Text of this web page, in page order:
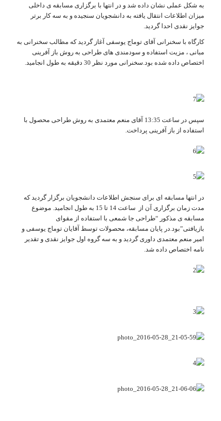
به شکل عملی نشان داده شد و در انتها با برگزاری مسابقه ی داخلی
میزان اطلاعات انتقال یافته به دانشجویان سنجیده و به سه کار برتر
جوایز نقدی احدا گردید.
کارگاه با سخنرانی آقای توماج یوسفی آغاز گردید که مطالب سخنرانی به
مبانی ، مزیت استفاده و سودمندی های طراحی به روش باز آفرینی
اختصاص داده شده بود.سخنرانی مورد نظر 30 دقیقه به طول انجامید.
سپس در ساعت 13:35 آقای منعم معتمدی به روش طراحی محصول با
استفاده از باز آفرینی پرداخت.
در انتها مسابقه ای برای سنجش اطلاعات دانشجویان برگزار گردید که
مدت زمان برگزاری آن از ساعت 14 تا 15 به طول انجامید. موضوع
مسابقه ی مذکور “طراحی جا شمعی با استفاده از مقوای
بازیافتی”بود.در پایان مسابقه، محصولات توسط آقایان توماج یوسفی و
امیر منعم معتمدی داوری گردید و به سه گروه اول جوایز نقدی و تقدیر
نامه اختصاص داده شد.